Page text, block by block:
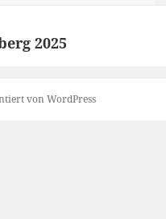
2025
von WordPress